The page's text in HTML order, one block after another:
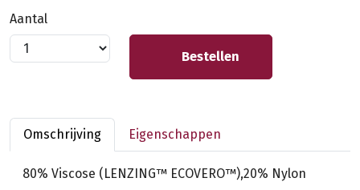
Aantal
Bestellen
Omschrijving Eigenschappen
80% Viscose (LENZING™ ECOVERO™),20% Nylon